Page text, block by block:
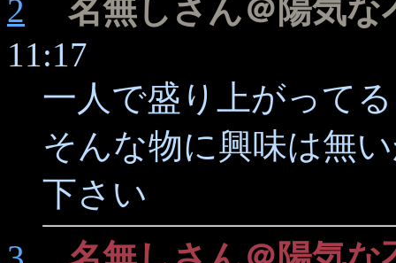
2
名無しさん＠陽気な
11:17
一人で盛り上がって
そんな物に興味は無
下さい